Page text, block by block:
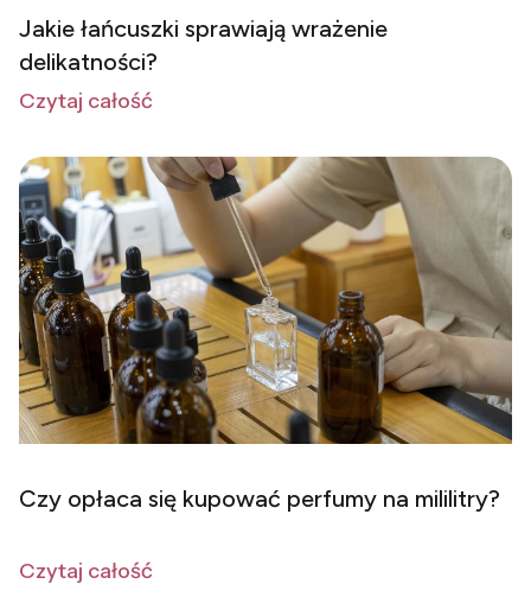
Jakie łańcuszki sprawiają wrażenie
delikatności?
Czytaj całość
Czy opłaca się kupować perfumy na mililitry?
Czytaj całość